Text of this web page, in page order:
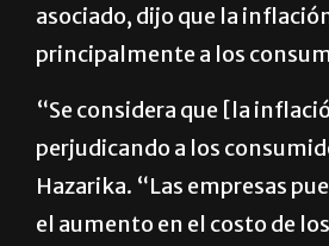
asociado, dijo que la
principalmente a los
“Se considera que [la
perjudicando a los
Hazarika. “Las empresas
el aumento en el costo de